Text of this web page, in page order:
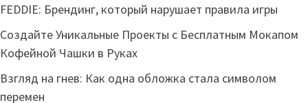
FEDDIE: Брендинг, который нарушает правила игры
Создайте Уникальные Проекты с Бесплатным Мокапом
Кофейной Чашки в Руках
Взгляд на гнев: Как одна обложка стала символом
перемен